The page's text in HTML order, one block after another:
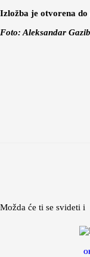
Izložba je otvorena do
Foto: Aleksandar
Možda će ti se svideti i